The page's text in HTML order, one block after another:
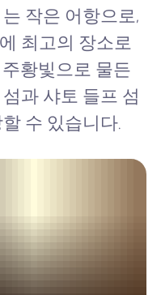
작은 어항으로,
최고의 장소로
황빛으로 물든
과 샤토 들프 섬
수 있습니다.